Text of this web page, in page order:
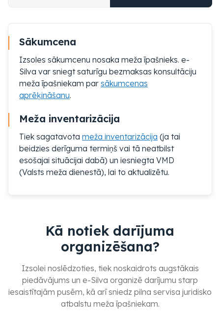
Sākumcena
Izsoles sākumcenu nosaka meža īpašnieks. e-
Silva var sniegt saturīgu bezmaksas konsultāciju
meža īpašniekam par sākumcenas
aprēķināšanu.
Meža inventarizācija
Tiek sagatavota meža inventarizācija (ja tai
beidzies derīguma termiņš vai tā neatbilst
esošajai situācijai dabā) un iesniegta VMD
(Valsts meža dienestā), lai to aktualizētu.
Kā notiek darījuma
organizēšana?
Izsolei noslēdzoties, tiek noskaidrots augstākais
piedāvājums un e-Silva organizē darījumu starp
iesaistītajām pusēm, kā arī sniedz pilna servisa juridisko
atbalstu meža īpašniekam.